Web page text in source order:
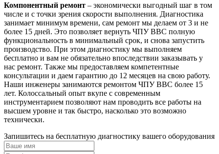
Компонентный ремонт – экономически выгодный шаг в том
числе и с точки зрения скорости выполнения. Диагностика
занимает минимум времени, сам ремонт мы делаем от 3 и не
более 15 дней. Это позволяет вернуть ЧПУ BBC полную
функциональность в минимальный срок, и снова запустить
производство. При этом диагностику мы выполняем
бесплатно и вам не обязательно впоследствии заказывать у
нас ремонт. Также мы предоставляем компетентные
консультации и даем гарантию до 12 месяцев на свою работу.
Наши инженеры занимаются ремонтом ЧПУ BBC более 15
лет. Колоссальный опыт вкупе с современным
инструментарием позволяют нам проводить все работы на
высшем уровне и так быстро, насколько это возможно
технически.
Запишитесь на бесплатную диагностику вашего оборудования